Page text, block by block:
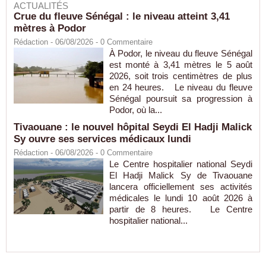
ACTUALITÉS
Crue du fleuve Sénégal : le niveau atteint 3,41
mètres à Podor
Rédaction - 06/08/2026 - 0 Commentaire
À Podor, le niveau du fleuve Sénégal
est monté à 3,41 mètres le 5 août
2026, soit trois centimètres de plus
en 24 heures. Le niveau du fleuve
Sénégal poursuit sa progression à
Podor, où la...
Tivaouane : le nouvel hôpital Seydi El Hadji Malick
Sy ouvre ses services médicaux lundi
Rédaction - 06/08/2026 - 0 Commentaire
Le Centre hospitalier national Seydi
El Hadji Malick Sy de Tivaouane
lancera officiellement ses activités
médicales le lundi 10 août 2026 à
partir de 8 heures. Le Centre
hospitalier national...